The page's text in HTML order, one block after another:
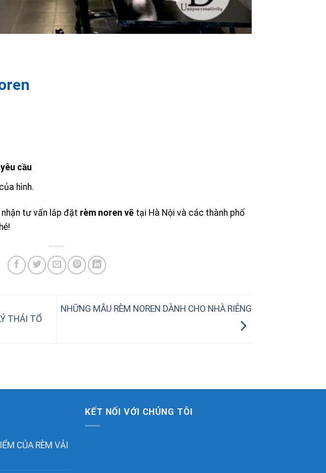
cầu
hình.
tư vấn lắp đặt rèm noren vẽ tại Hà Nội và các thành phố
THÁI TỔ
NHỮNG MẪU RÈM NOREN DÀNH CHO NHÀ RIÊNG
CỦA RÈM VẢI
KẾT NỐI VỚI CHÚNG TÔI